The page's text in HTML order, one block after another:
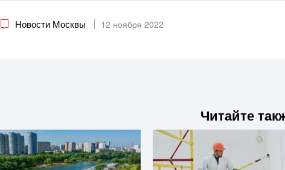
Новости Москвы 12 ноября 2022
Читайте